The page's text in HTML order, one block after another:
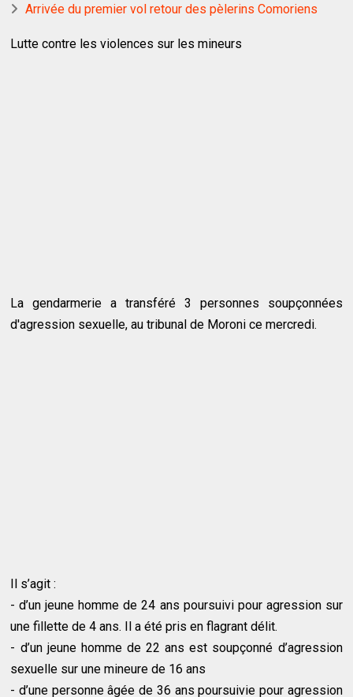
Arrivée du premier vol retour des pèlerins Comoriens
Lutte contre les violences sur les mineurs
La gendarmerie a transféré 3 personnes soupçonnées
d'agression sexuelle, au tribunal de Moroni ce mercredi.
Il s’agit :
- d’un jeune homme de 24 ans poursuivi pour agression sur
une fillette de 4 ans. Il a été pris en flagrant délit.
- d’un jeune homme de 22 ans est soupçonné d’agression
sexuelle sur une mineure de 16 ans
- d’une personne âgée de 36 ans poursuivie pour agression